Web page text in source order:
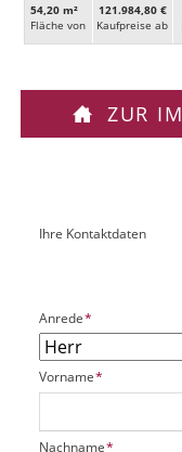
54,20 m²
Fläche von
121.984,80 €
Kaufpreise ab
ZUR
O
k
P
t
UIhre Kontaktdaten
P
f
l
i
c
t
Anrede*
P
f
i
Vorname*
P
Nachname*